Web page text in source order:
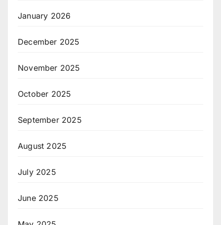
January 2026
December 2025
November 2025
October 2025
September 2025
August 2025
July 2025
June 2025